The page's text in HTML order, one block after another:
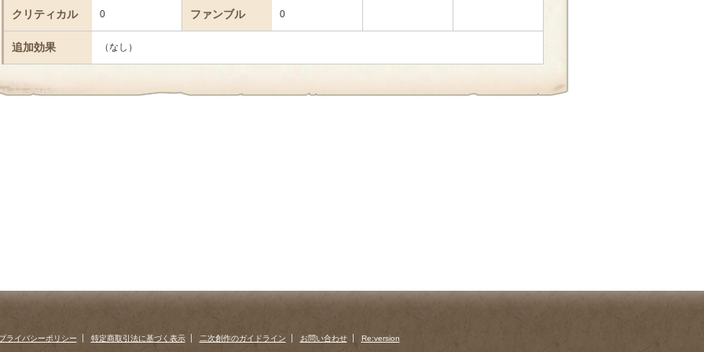
クリティカル 0 ファンブル 0
追加効果 （なし）
ライバシーポリシー 特定商取引法に基づく表示 二次創作のガイドライン お問い合わせ Re:version